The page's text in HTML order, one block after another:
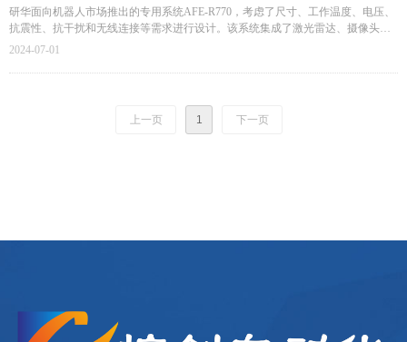
研华面向机器人市场推出的专用系统AFE-R770，考虑了尺寸、工作温度、电压、
抗震性、抗干扰和无线连接等需求进行设计。该系统集成了激光雷达、摄像头、
IMU、车辆和电池等重要组件。它还配备了专用实时操作系统、驱动程序、ROS2
好的硬件和软件开发环境。
2024-07-01
上一页 1 下一页